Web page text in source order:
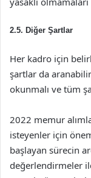
2.5. Diğer Şartlar
Her kadro için
şartlar da
okunmalı ve tüm
2022 memur
isteyenler için
başlayan sürecin
değerlendirmeler